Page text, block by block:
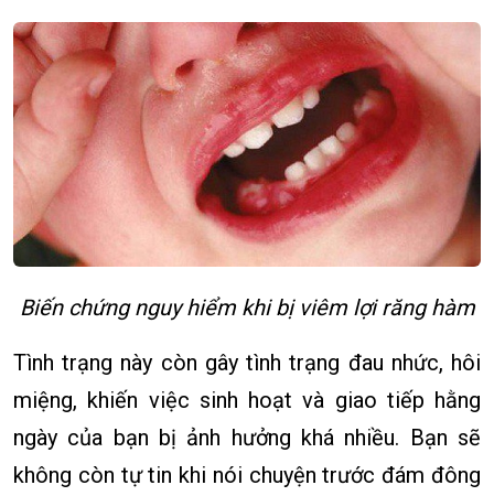
Biến chứng nguy hiểm khi bị viêm lợi răng hàm
Tình trạng này còn gây tình trạng đau nhức, hôi
miệng, khiến việc sinh hoạt và giao tiếp hằng
ngày của bạn bị ảnh hưởng khá nhiều. Bạn sẽ
không còn tự tin khi nói chuyện trước đám đông